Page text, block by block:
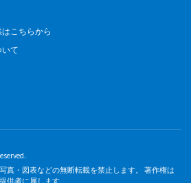
こちらから
て
真・図表などの無断転載を禁止します。 著作権は
供者に属します。